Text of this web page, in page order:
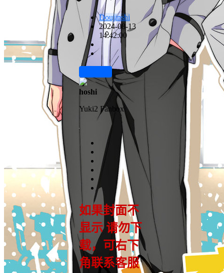
Doujinshi
2024-08-13
14:42:00
hoshi
Yuki2 Fanbox
如果封面不
显示 请勿下
载，可右下
角联系客服